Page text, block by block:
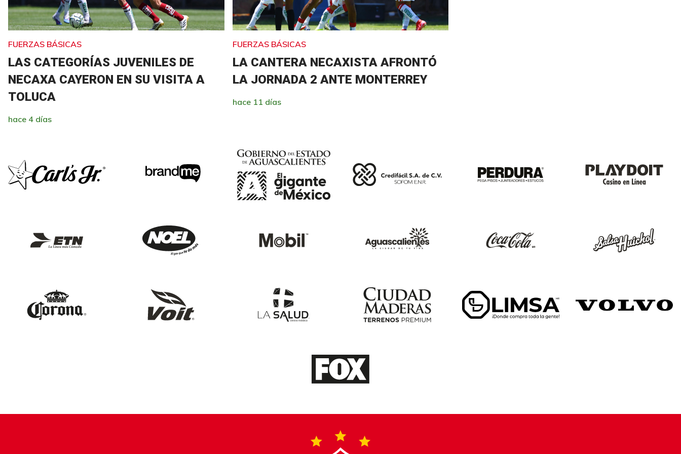
FUERZAS BÁSICAS
LAS CATEGORÍAS JUVENILES DE
NECAXA CAYERON EN SU VISITA A
TOLUCA
hace 4 días
FUERZAS BÁSICAS
LA CANTERA NECAXISTA AFRONTÓ
LA JORNADA 2 ANTE MONTERREY
hace 11 días